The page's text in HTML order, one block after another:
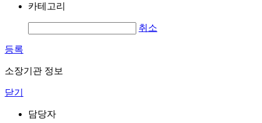
카테고리
취소
등록
소장기관 정보
닫기
담당자